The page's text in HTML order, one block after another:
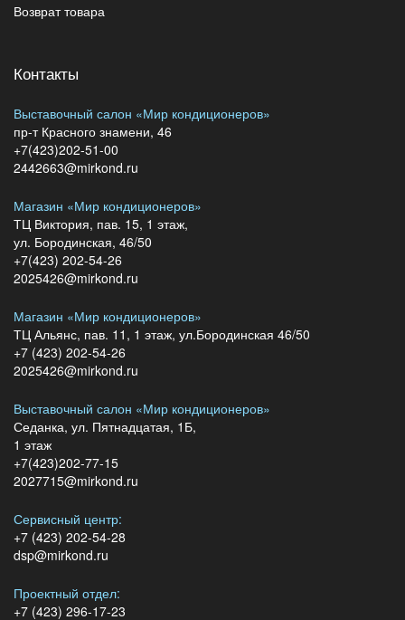
Возврат товара
Контакты
Выставочный салон «Мир кондиционеров»
пр-т Красного знамени, 46
+7(423)202-51-00
2442663@mirkond.ru
Магазин «Мир кондиционеров»
ТЦ Виктория, пав. 15, 1 этаж,
ул. Бородинская, 46/50
+7(423) 202-54-26
2025426@mirkond.ru
Магазин «Мир кондиционеров»
ТЦ Альянс, пав. 11, 1 этаж, ул.Бородинская 46/50
+7 (423) 202-54-26
2025426@mirkond.ru
Выставочный салон «Мир кондиционеров»
Седанка, ул. Пятнадцатая, 1Б,
1 этаж
+7(423)202-77-15
2027715@mirkond.ru
Сервисный центр:
+7 (423) 202-54-28
dsp@mirkond.ru
Проектный отдел:
+7 (423) 296-17-23